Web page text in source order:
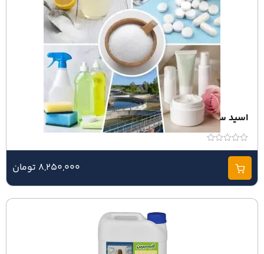
اسید سیتریک
امتیاز
0
از
5
8,250,000 تومان